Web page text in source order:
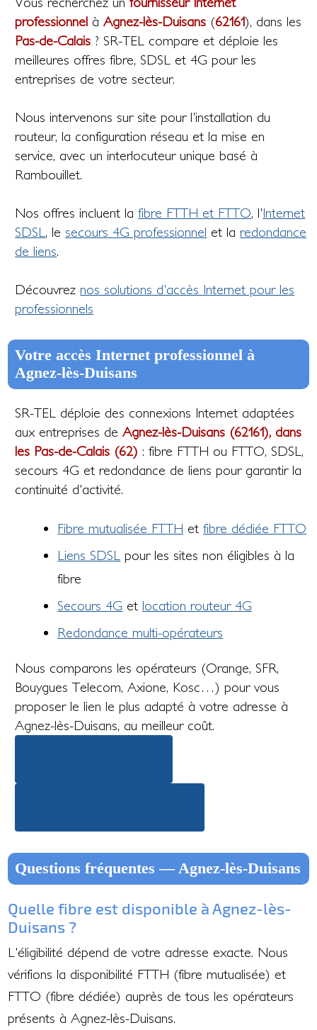
professionnel àAgnez-lès-Duisans (62161), dans les
Pas-de-Calais ? SR-TEL compare et déploie les
meilleures offres fibre, SDSL et 4G pour les
entreprises de votre secteur.
Nous intervenons sur site pour l'installation du
routeur, la configuration réseau et la mise en
service, avec un interlocuteur unique basé à
Rambouillet.
Nos offres incluent lafibre FTTH et FTTO, l'Internet
SDSL , lesecours 4G professionnel et la redondance
de liens.
Découvrez nos solutions d'accès Internet pour les
professionnels
Votre accès Internet professionnel à
Agnez-lès-Duisans
SR-TEL déploie des connexions Internet adaptées
aux entreprises deAgnez-lès-Duisans (62161), dans
les Pas-de-Calais (62) : fibre FTTH ou FTTO, SDSL,
secours 4G et redondance de liens pour garantir la
continuité d'activité.
Fibre mutualisée FTTH etfibre dédiée FTTO
Liens SDSL
pour les sites non éligibles à la
fibre
Secours 4G et location routeur 4G
Redondance multi-opérateurs
Nous comparons les opérateurs (Orange, SFR,
Bouygues Telecom, Axione, Kosc…) pour vous
proposer le lien le plus adapté à votre adresse à
Agnez-lès-Duisans, au meilleur coût.
Questions fréquentes — Agnez-lès-Duisans
Quelle fibre est disponible à Agnez-lès-
Duisans ?
L'éligibilité dépend de votre adresse exacte. Nous
vérifions la disponibilité FTTH (fibre mutualisée) et
FTTO (fibre dédiée) auprès de tous les opérateurs
présents à Agnez-lès-Duisans.